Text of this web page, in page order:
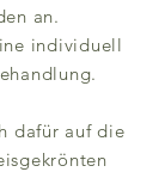
an.
individuell
dafür auf die